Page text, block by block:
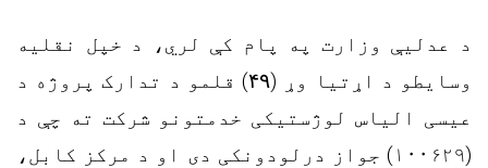
د عدلیې وزارت په پام کې لري، د خپل نقلیه
وسایطو د اړتیا وړ (۴۹) قلمو د تدارک پروژه د
عیسی الیاس لوژستیکی خدمتونو شرکت ته چې د
(۱۰۰۶۲۹) جواز درلودونکی دی او د مرکز کابل،